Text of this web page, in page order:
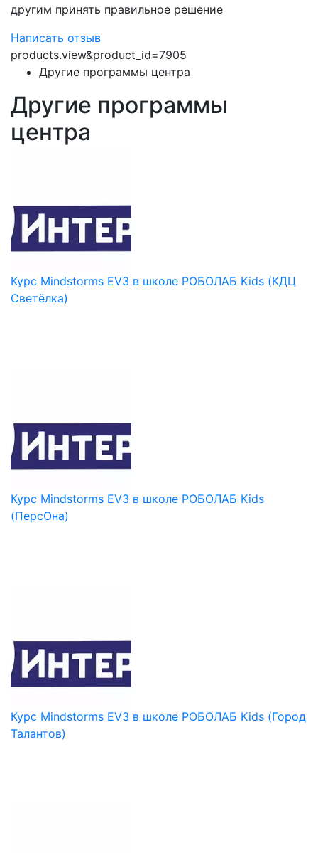
другим принять правильное решение
Написать отзыв
products.view&product_id=7905
Другие программы центра
Другие программы
центра
Курс Mindstorms EV3 в школе РОБОЛАБ Kids (КДЦ
Светёлка)
Курс Mindstorms EV3 в школе РОБОЛАБ Kids
(ПерсОна)
Курс Mindstorms EV3 в школе РОБОЛАБ Kids (Город
Талантов)